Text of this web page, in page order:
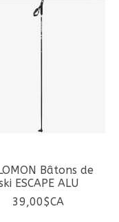
Bâtons de
ESCAPE ALU
39,00$CA